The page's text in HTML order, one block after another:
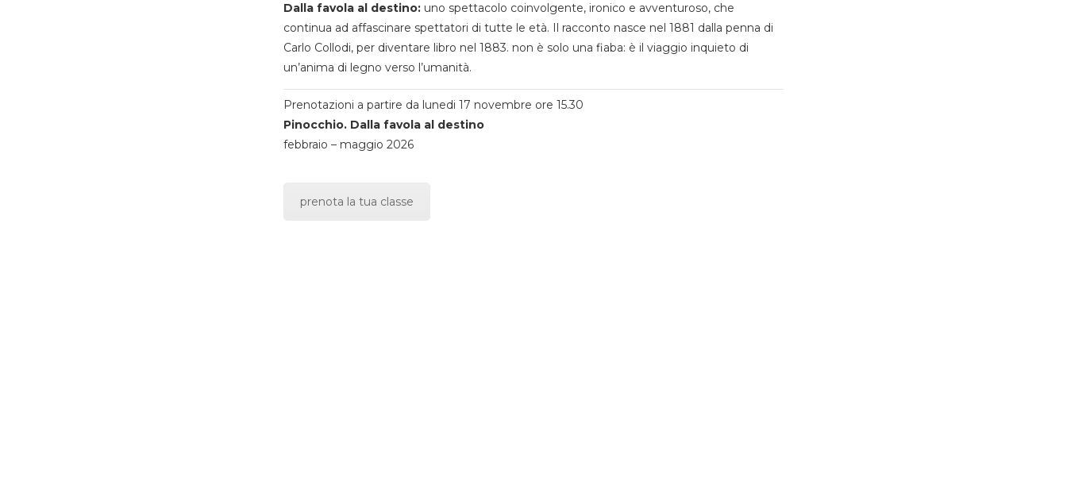
Dalla favola al destino:uno spettacolo coinvolgente, ironico e avventuroso, che
continua ad affascinare spettatori di tutte le età. Il racconto nasce nel 1881 dalla penna di
Carlo Collodi, per diventare libro nel 1883. non è solo una fiaba: è il viaggio inquieto di
un’anima di legno verso l’umanità.
Prenotazioni a partire da lunedi 17 novembre ore 15.30
Pinocchio. Dalla favola al destino
febbraio – maggio 2026
prenota la tua classe